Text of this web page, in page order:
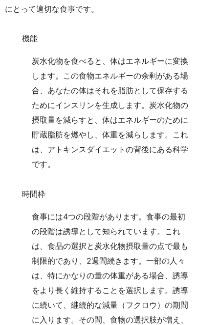
にとって適切な食事です。
機能
炭水化物を食べると、体はエネルギーに変換
します。この食物エネルギーの余剰がある場
合、あなたの体はそれを脂肪として保存する
ためにインスリンを生成します。炭水化物の
摂取量を減らすと、体はエネルギーのために
貯蔵脂肪を燃やし、体重を減らします。これ
は、アトキンスダイエットの背後にある科学
です。
時間枠
食事には4つの段階があります。食事の最初
の段階は誘導として知られています。これ
は、食品の選択と炭水化物摂取量の点で最も
制限的であり、2週間続きます。一部の人々
は、特にかなりの量の体重がある場合、誘導
をより長く維持することを選択します。誘導
に続いて、継続的な減量（フクロウ）の期間
に入ります。その間、食物の選択肢が増え、